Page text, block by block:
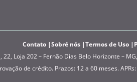
Contato Sobré nós Termos de Uso
22, Loja 202 – Fernão Dias Belo Horizonte
de crédito. Prazos: 12 a 60 meses.